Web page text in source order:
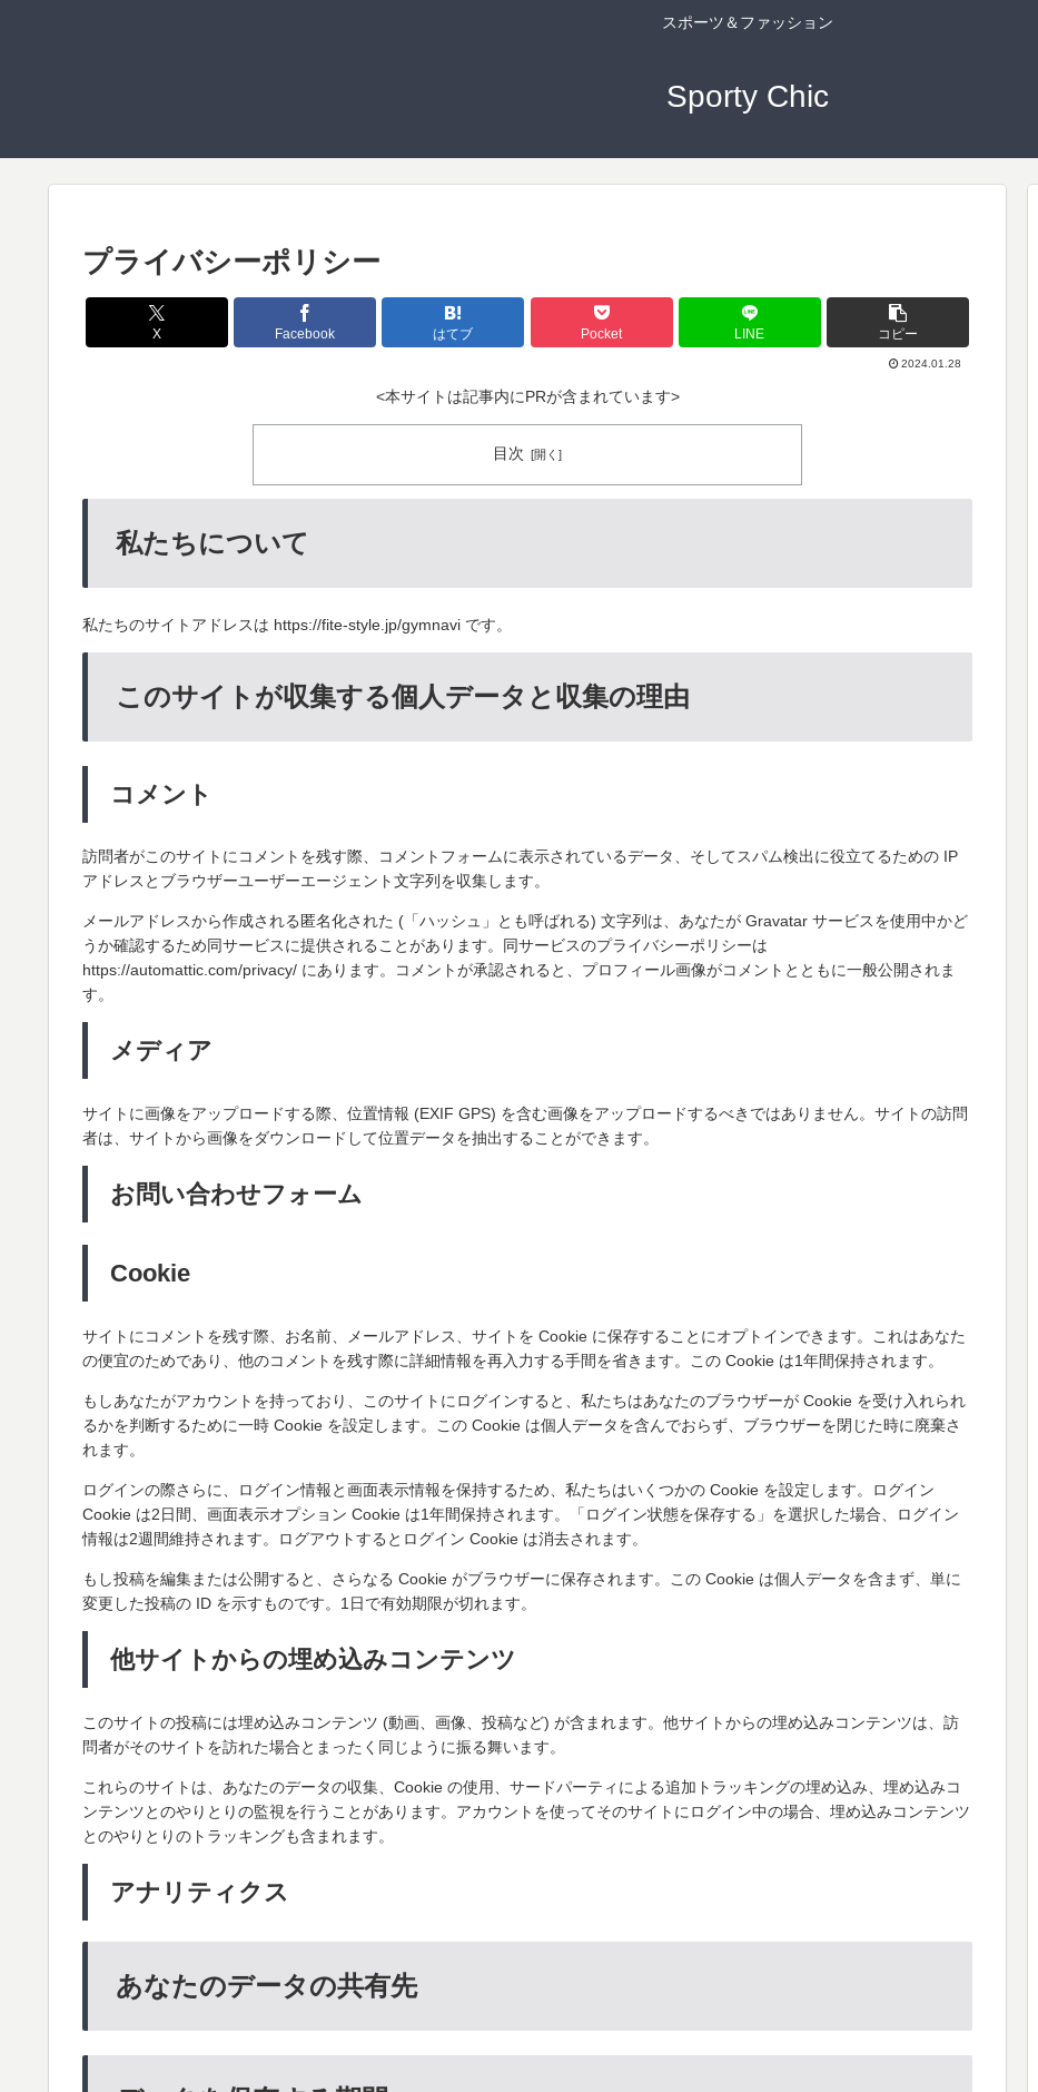
スポーツ＆ファッション
Sporty Chic
プライバシーポリシー
X Facebook はてブ Pocket LINE コピー
2024.01.28
<本サイトは記事内にPRが含まれています>
目次
私たちについて
私たちのサイトアドレスは https://fite-style.jp/gymnavi です。
このサイトが収集する個人データと収集の理由
コメント
訪問者がこのサイトにコメントを残す際、コメントフォームに表示されているデータ、そしてスパム検出に役立てるための IP
アドレスとブラウザーユーザーエージェント文字列を収集します。
メールアドレスから作成される匿名化された (「ハッシュ」とも呼ばれる) 文字列は、あなたが Gravatar サービスを使用中かど
うか確認するため同サービスに提供されることがあります。同サービスのプライバシーポリシーは
https://automattic.com/privacy/ にあります。コメントが承認されると、プロフィール画像がコメントとともに一般公開されま
す。
メディア
サイトに画像をアップロードする際、位置情報 (EXIF GPS) を含む画像をアップロードするべきではありません。サイトの訪問
者は、サイトから画像をダウンロードして位置データを抽出することができます。
お問い合わせフォーム
Cookie
サイトにコメントを残す際、お名前、メールアドレス、サイトを Cookie に保存することにオプトインできます。これはあなた
の便宜のためであり、他のコメントを残す際に詳細情報を再入力する手間を省きます。この Cookie は1年間保持されます。
もしあなたがアカウントを持っており、このサイトにログインすると、私たちはあなたのブラウザーが Cookie を受け入れられ
るかを判断するために一時 Cookie を設定します。この Cookie は個人データを含んでおらず、ブラウザーを閉じた時に廃棄さ
れます。
ログインの際さらに、ログイン情報と画面表示情報を保持するため、私たちはいくつかの Cookie を設定します。ログイン
Cookie は2日間、画面表示オプション Cookie は1年間保持されます。「ログイン状態を保存する」を選択した場合、ログイン
情報は2週間維持されます。ログアウトするとログイン Cookie は消去されます。
もし投稿を編集または公開すると、さらなる Cookie がブラウザーに保存されます。この Cookie は個人データを含まず、単に
変更した投稿の ID を示すものです。1日で有効期限が切れます。
他サイトからの埋め込みコンテンツ
このサイトの投稿には埋め込みコンテンツ (動画、画像、投稿など) が含まれます。他サイトからの埋め込みコンテンツは、訪
問者がそのサイトを訪れた場合とまったく同じように振る舞います。
これらのサイトは、あなたのデータの収集、Cookie の使用、サードパーティによる追加トラッキングの埋め込み、埋め込みコ
ンテンツとのやりとりの監視を行うことがあります。アカウントを使ってそのサイトにログイン中の場合、埋め込みコンテンツ
とのやりとりのトラッキングも含まれます。
アナリティクス
あなたのデータの共有先